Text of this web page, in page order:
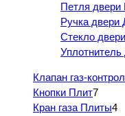
Петля двери
Ручка двери
Стекло
Клапан газ-
Кнопки Плит7
Кран газа Плиты4